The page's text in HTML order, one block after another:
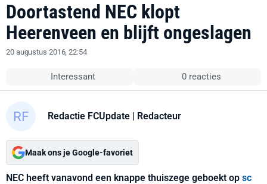
Doortastend NEC klopt
Heerenveen en blijft ongeslagen
20 augustus 2016, 22:54
Interessant 0 reacties
Redactie FCUpdate | Redacteur
Maak ons je Google-favoriet
NEC heeft vanavond een knappe thuiszege geboekt op sc